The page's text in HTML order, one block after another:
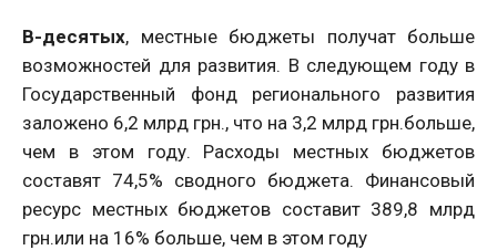
В-десятых, местные бюджеты получат больше
возможностей для развития. В следующем году в
Государственный фонд регионального развития
заложено 6,2 млрд грн., что на 3,2 млрд грн.больше,
чем в этом году. Расходы местных бюджетов
составят 74,5% сводного бюджета. Финансовый
ресурс местных бюджетов составит 389,8 млрд
грн.или на 16% больше, чем в этом году